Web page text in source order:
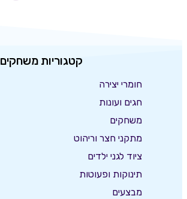
קטגוריות משחקים
חומרי יצירה
חגים ועונות
משחקים
מתקני חצר וריהוט
ציוד לגני ילדים
תינוקות ופעוטות
מבצעים